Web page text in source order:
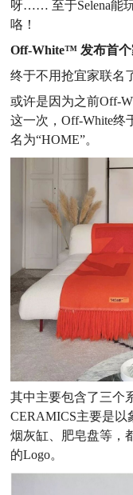
呀…… 至于Selena能
咯！
Off-White™ 发布首个
终于不用抢宜家联名
或许是因为之前Off-
这一次，Off-White终
名为“HOME”。
其中主要包含了三个
CERAMICS主要是以
烟灰缸、肥皂盘等，
的Logo。